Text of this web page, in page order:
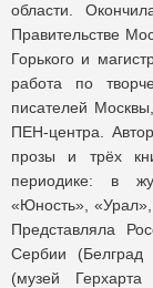
области.
Правительстве
Горького и
работа по
писателей
ПЕН-центра.
прозы и трёх
периодике: в
«Юность», «Урал»,
Представляла
Сербии
(музей